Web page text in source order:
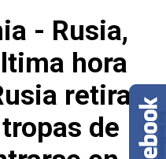
- Rusia,
hora
retira
de